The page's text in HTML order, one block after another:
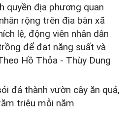
quyền địa phương quan
rộng trên địa bàn xã
lệ, động viên nhân dân
để đạt năng suất và
Hồ Thỏa - Thùy Dung